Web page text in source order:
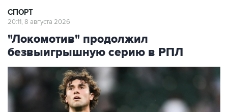
СПОРТ
20:11, 8 августа 2026
"Локомотив" продолжил
безвыигрышную серию в РПЛ